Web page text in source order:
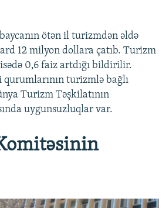
ötən il turizmdən əldə
12 milyon dollara çatıb. Turizm
0,6 faiz artdığı bildirilir.
qurumlarının turizmlə bağlı
Turizm Təşkilatının
uygunsuzluqlar var.